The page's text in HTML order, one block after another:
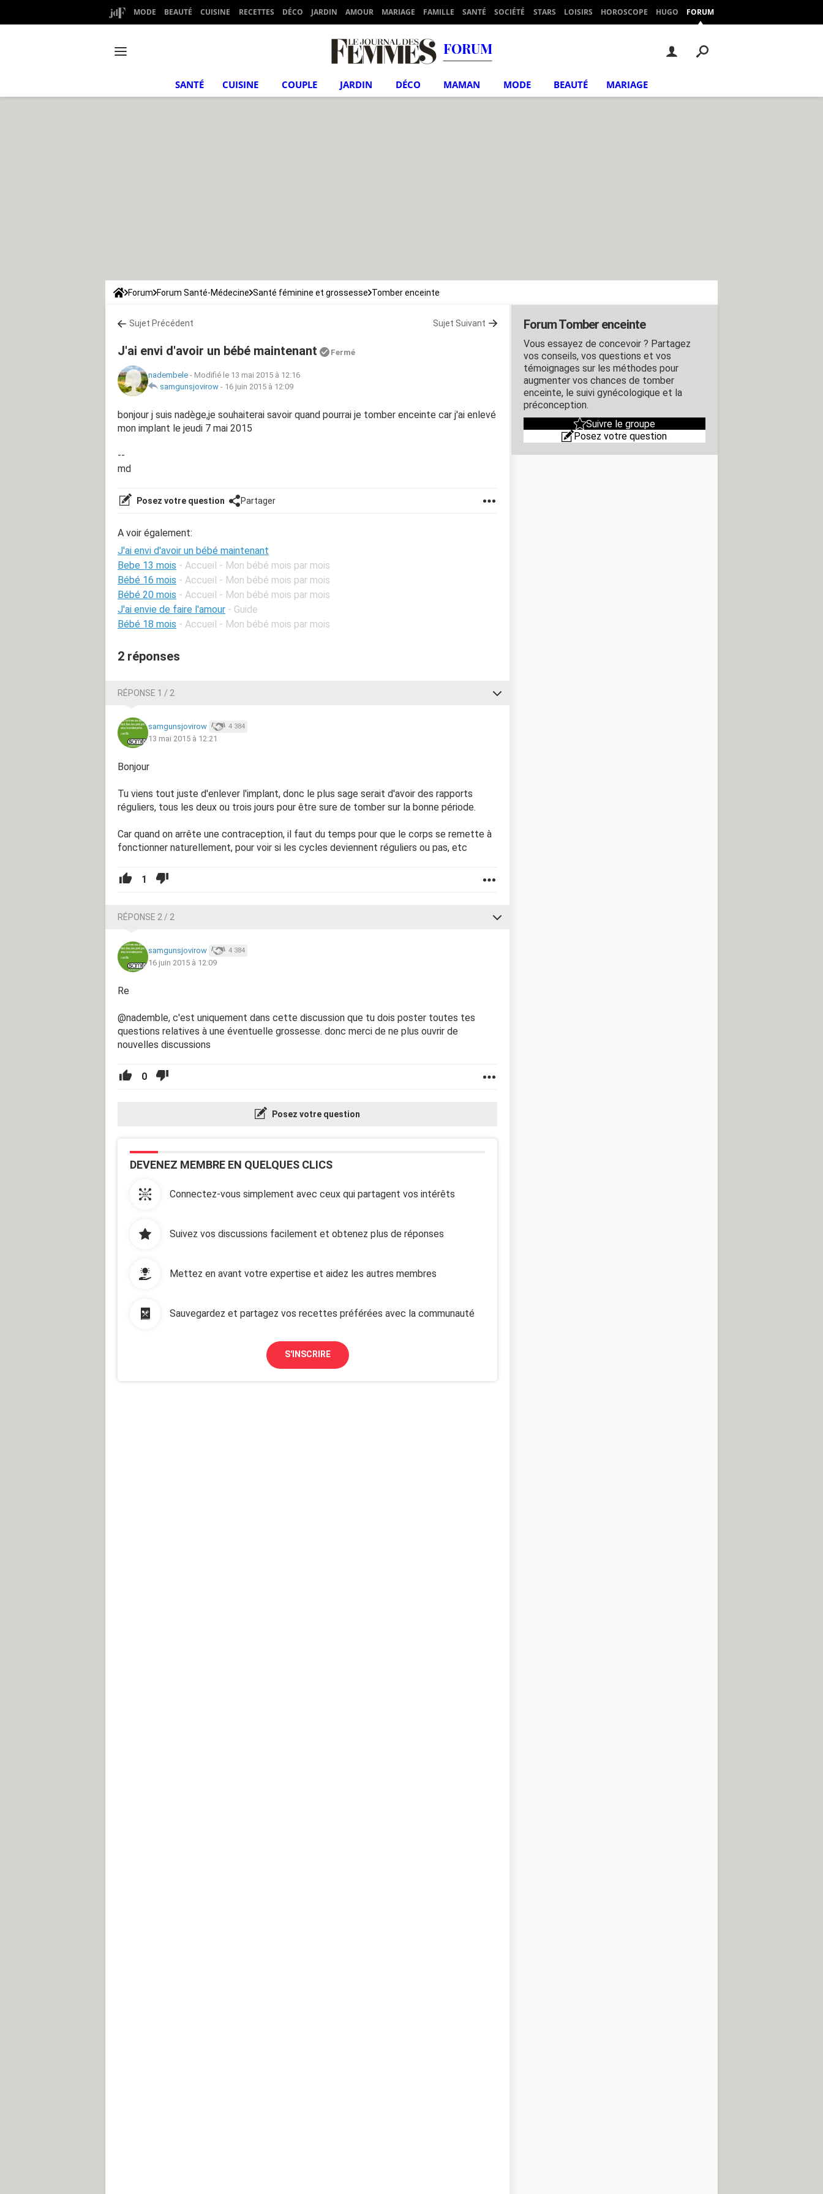
MODE BEAUTÉ CUISINE RECETTES DÉCO JARDIN AMOUR MARIAGE FAMILLE SANTÉ SOCIÉTÉ STARS LOISIRS HOROSCOPE HUGO FORUM
FORUM
SANTÉ CUISINE COUPLE JARDIN DÉCO MAMAN MODE BEAUTÉ MARIAGE
Forum Forum Santé-Médecine Santé féminine et grossesse Tomber enceinte
Sujet Précédent Sujet Suivant
J'ai envi d'avoir un bébé maintenant Fermé
nadembele - Modifié le 13 mai 2015 à 12:16
samgunsjovirow - 16 juin 2015 à 12:09
bonjour j suis nadège,je souhaiterai savoir quand pourrai je tomber enceinte car j'ai enlevé
mon implant le jeudi 7 mai 2015
--
md
Posez votre question Partager
A voir également:
J'ai envi d'avoir un bébé maintenant
Bebe 13 mois - Accueil - Mon bébé mois par mois
Bébé 16 mois - Accueil - Mon bébé mois par mois
Bébé 20 mois - Accueil - Mon bébé mois par mois
J'ai envie de faire l'amour - Guide
Bébé 18 mois - Accueil - Mon bébé mois par mois
2 réponses
RÉPONSE 1 / 2
samgunsjovirow 4 384
13 mai 2015 à 12:21
Bonjour
Tu viens tout juste d'enlever l'implant, donc le plus sage serait d'avoir des rapports
réguliers, tous les deux ou trois jours pour être sure de tomber sur la bonne période.
Car quand on arrête une contraception, il faut du temps pour que le corps se remette à
fonctionner naturellement, pour voir si les cycles deviennent réguliers ou pas, etc
1
RÉPONSE 2 / 2
samgunsjovirow 4 384
16 juin 2015 à 12:09
Re
@nademble, c'est uniquement dans cette discussion que tu dois poster toutes tes
questions relatives à une éventuelle grossesse. donc merci de ne plus ouvrir de
nouvelles discussions
0
Posez votre question
DEVENEZ MEMBRE EN QUELQUES CLICS
Connectez-vous simplement avec ceux qui partagent vos intérêts
Suivez vos discussions facilement et obtenez plus de réponses
Mettez en avant votre expertise et aidez les autres membres
Sauvegardez et partagez vos recettes préférées avec la communauté
S'INSCRIRE
Forum Tomber enceinte
Vous essayez de concevoir ? Partagez
vos conseils, vos questions et vos
témoignages sur les méthodes pour
augmenter vos chances de tomber
enceinte, le suivi gynécologique et la
préconception.
Suivre le groupe
Posez votre question